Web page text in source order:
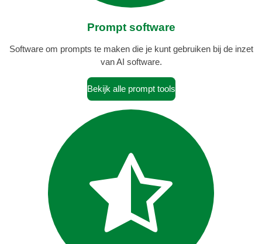
Prompt software
Software om prompts te maken die je kunt gebruiken bij de inzet
van AI software.
Bekijk alle prompt tools